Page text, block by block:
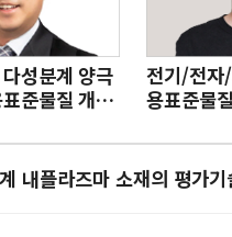
성분계 양극
준물질 개발
전기/전자
용표준물